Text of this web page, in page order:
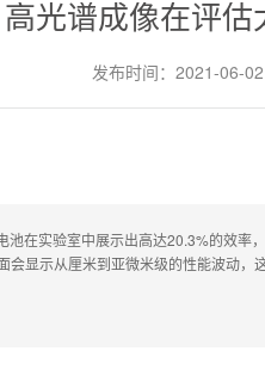
高光谱成像在评估
发布时间：2021-06-
池在实验室中展示出高达20.3%的效率
会显示从厘米到亚微米级的性能波动